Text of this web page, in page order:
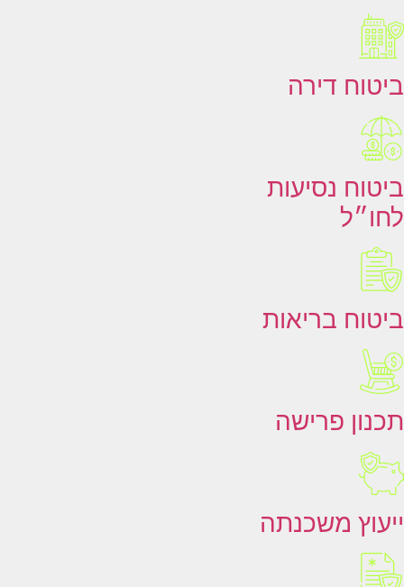
ביטוח דירה
ביטוח נסיעות
לחו״ל
ביטוח בריאות
תכנון פרישה
ייעוץ משכנתה